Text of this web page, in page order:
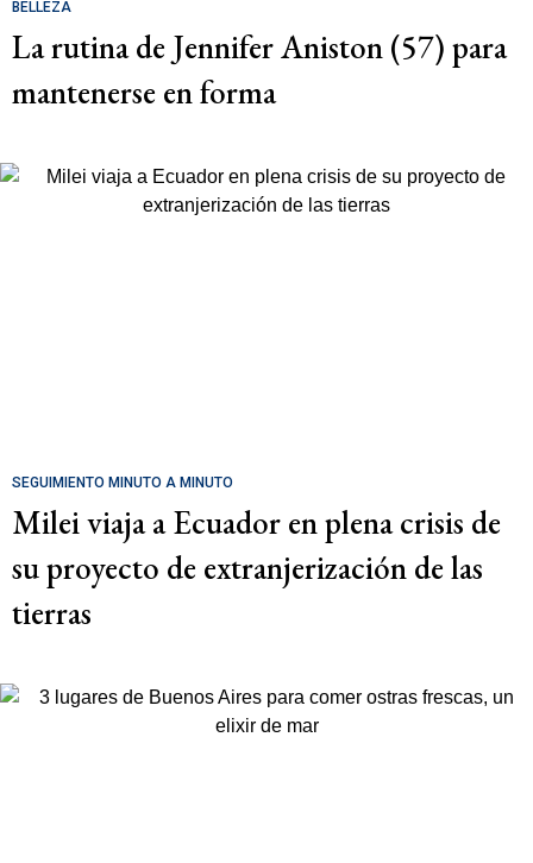
BELLEZA
La rutina de Jennifer Aniston (57) para
mantenerse en forma
SEGUIMIENTO MINUTO A MINUTO
Milei viaja a Ecuador en plena crisis de
su proyecto de extranjerización de las
tierras